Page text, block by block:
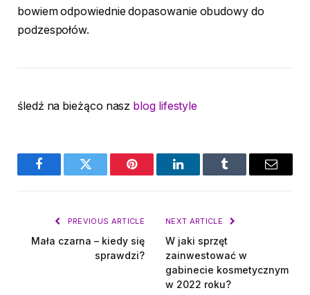
bowiem odpowiednie dopasowanie obudowy do
podzespołów.
śledź na bieżąco nasz blog lifestyle
FacebookTwitter Pinterest LinkedInTumblr Email
PREVIOUS ARTICLE
Mała czarna – kiedy się
sprawdzi?
NEXT ARTICLE
W jaki sprzęt
zainwestować w
gabinecie kosmetycznym
w 2022 roku?